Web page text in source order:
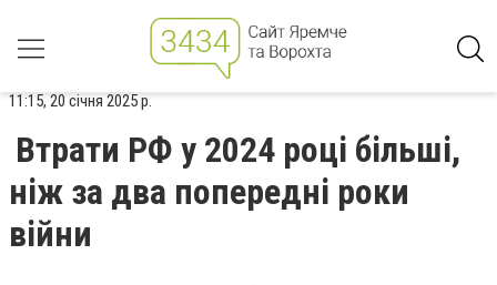
11:15, 20 січня 2025 р.
Втрати РФ у 2024 році більші,
ніж за два попередні роки
війни